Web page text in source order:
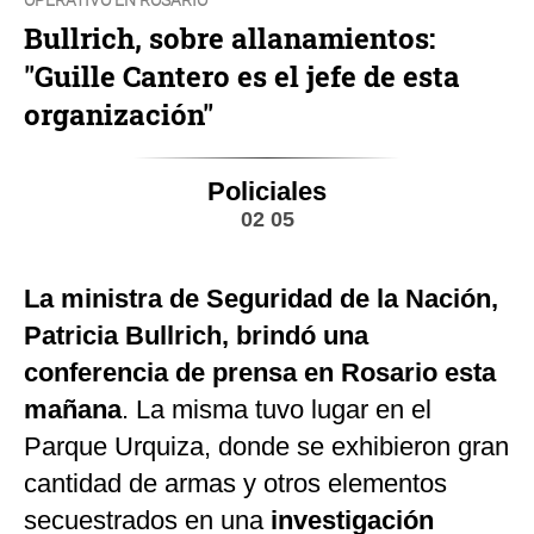
Bullrich, sobre allanamientos:
"Guille Cantero es el jefe de esta
organización"
Policiales
02 05
La ministra de Seguridad de la Nación,
Patricia Bullrich, brindó una
conferencia de prensa en Rosario esta
mañana. La misma tuvo lugar en el
Parque Urquiza, donde se exhibieron gran
cantidad de armas y otros elementos
secuestrados en una investigación